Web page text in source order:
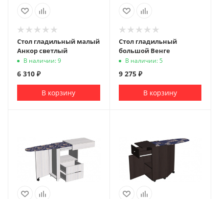
Стол гладильный малый
Анкор светлый
В наличии: 9
6 310 ₽
В корзину
Стол гладильный
большой Венге
В наличии: 5
9 275₽
В корзину